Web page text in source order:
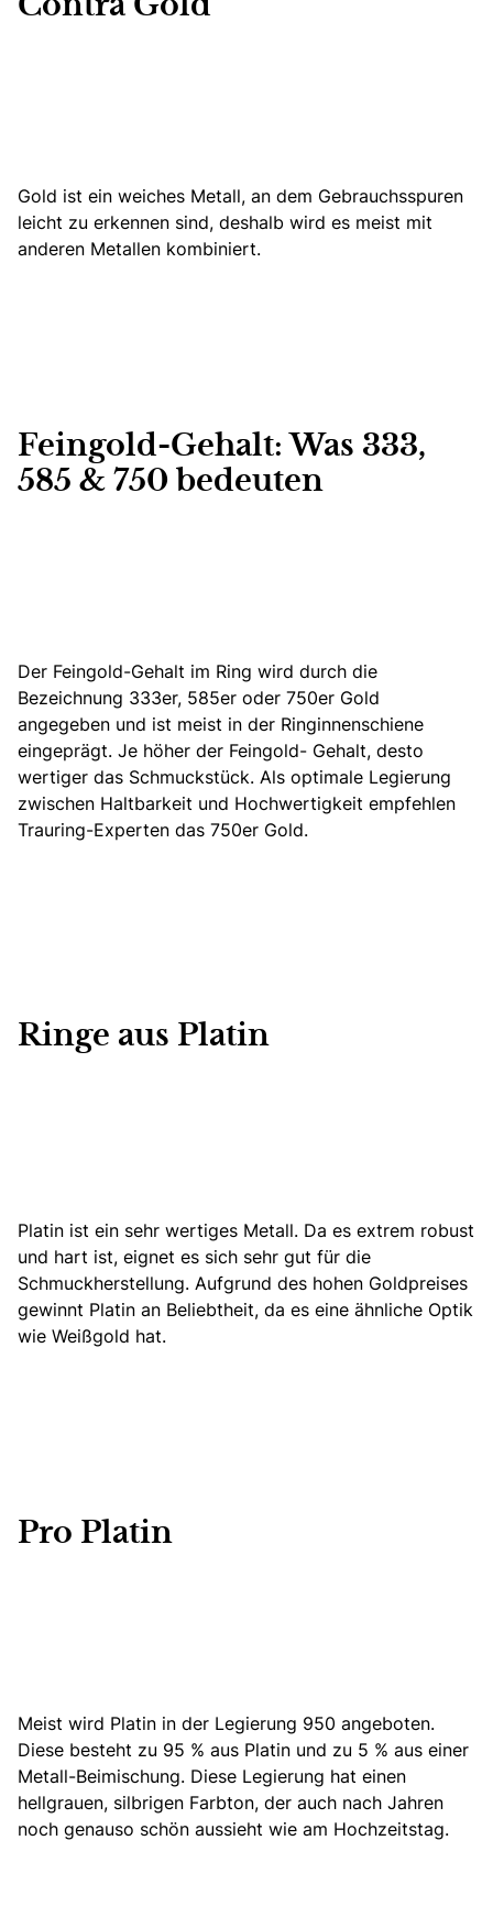
Contra Gold
Gold ist ein weiches Metall, an dem Gebrauchsspuren
leicht zu erkennen sind, deshalb wird es meist mit
anderen Metallen kombiniert.
Feingold-Gehalt: Was 333,
585 & 750 bedeuten
Der Feingold-Gehalt im Ring wird durch die
Bezeichnung 333er, 585er oder 750er Gold
angegeben und ist meist in der Ringinnenschiene
eingeprägt. Je höher der Feingold- Gehalt, desto
wertiger das Schmuckstück. Als optimale Legierung
zwischen Haltbarkeit und Hochwertigkeit empfehlen
Trauring-Experten das 750er Gold.
Ringe aus Platin
Platin ist ein sehr wertiges Metall. Da es extrem robust
und hart ist, eignet es sich sehr gut für die
Schmuckherstellung. Aufgrund des hohen Goldpreises
gewinnt Platin an Beliebtheit, da es eine ähnliche Optik
wie Weißgold hat.
Pro Platin
Meist wird Platin in der Legierung 950 angeboten.
Diese besteht zu 95 % aus Platin und zu 5 % aus einer
Metall-Beimischung. Diese Legierung hat einen
hellgrauen, silbrigen Farbton, der auch nach Jahren
noch genauso schön aussieht wie am Hochzeitstag.